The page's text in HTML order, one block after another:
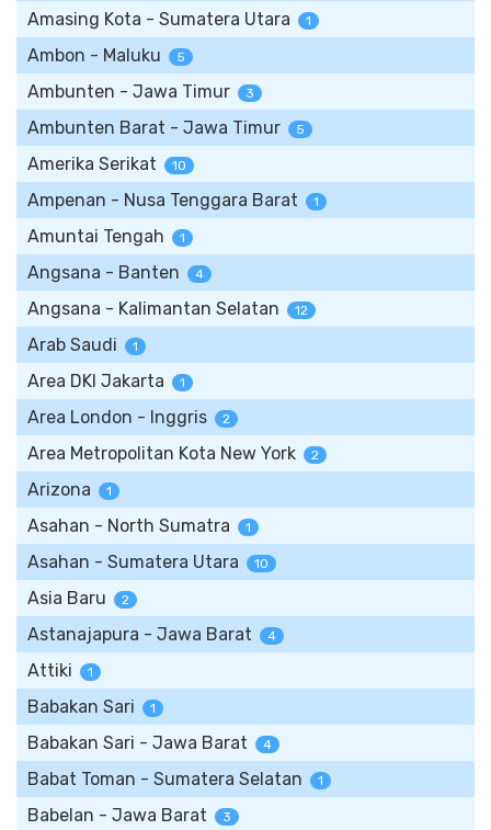
Amasing Kota - Sumatera Utara 1
Ambon - Maluku 5
Ambunten - Jawa Timur 3
Ambunten Barat - Jawa Timur 5
Amerika Serikat 10
Ampenan - Nusa Tenggara Barat 1
Amuntai Tengah 1
Angsana - Banten 4
Angsana - Kalimantan Selatan 12
Arab Saudi 1
Area DKI Jakarta 1
Area London - Inggris 2
Area Metropolitan Kota New York 2
Arizona 1
Asahan - North Sumatra 1
Asahan - Sumatera Utara 10
Asia Baru 2
Astanajapura - Jawa Barat 4
Attiki 1
Babakan Sari 1
Babakan Sari - Jawa Barat 4
Babat Toman - Sumatera Selatan 1
Babelan - Jawa Barat 3